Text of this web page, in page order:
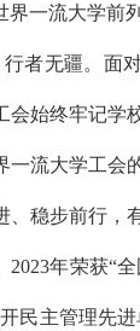
界一流大学前
者无疆。 面
会始终牢记学
一流大学工会
、稳步前行 ，
2023年荣获“
民主管理先